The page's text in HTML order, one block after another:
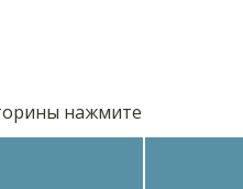
нажмите